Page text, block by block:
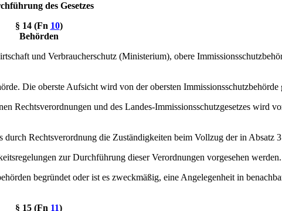
des Gesetzes
§ 14 (Fn 10)
Behörden
und Verbraucherschutz (Ministerium), obere
Die oberste Aufsicht wird von der obersten Immissionsschutzbehörde
Rechtsverordnungen und des Landes-Immissionsschutzgesetzes wird
Rechtsverordnung die Zuständigkeiten beim Vollzug der in Absatz
zur Durchführung dieser Verordnungen vorgesehen werden.
begründet oder ist es zweckmäßig, eine Angelegenheit in
§ 15 (Fn 11)